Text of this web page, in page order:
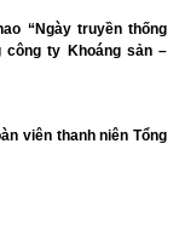
“Ngày truyền thống
công ty Khoáng sản –
viên thanh niên Tổng